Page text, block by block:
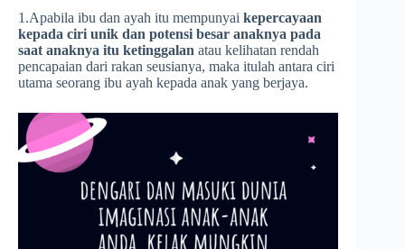
1.Apabila ibu dan ayah itu mempunyai kepercayaan
kepada ciri unik dan potensi besar anaknya pada
saat anaknya itu ketinggalan atau kelihatan rendah
pencapaian dari rakan seusianya, maka itulah antara ciri
utama seorang ibu ayah kepada anak yang berjaya.